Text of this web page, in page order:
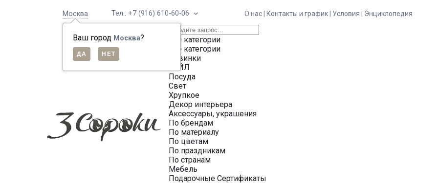
Москва
Ваш город Москва?
Тел.: +7 (916) 610-60-06 О нас | Контакты и график | Условия | Энциклопедия
Все категории
Все категории
Новинки
СЕЙЛ
Посуда
Свет
Хрупкое
Декор интерьера
Аксессуары, украшения
По брендам
По материалу
По цветам
По праздникам
По странам
Мебель
Подарочные Сертификаты